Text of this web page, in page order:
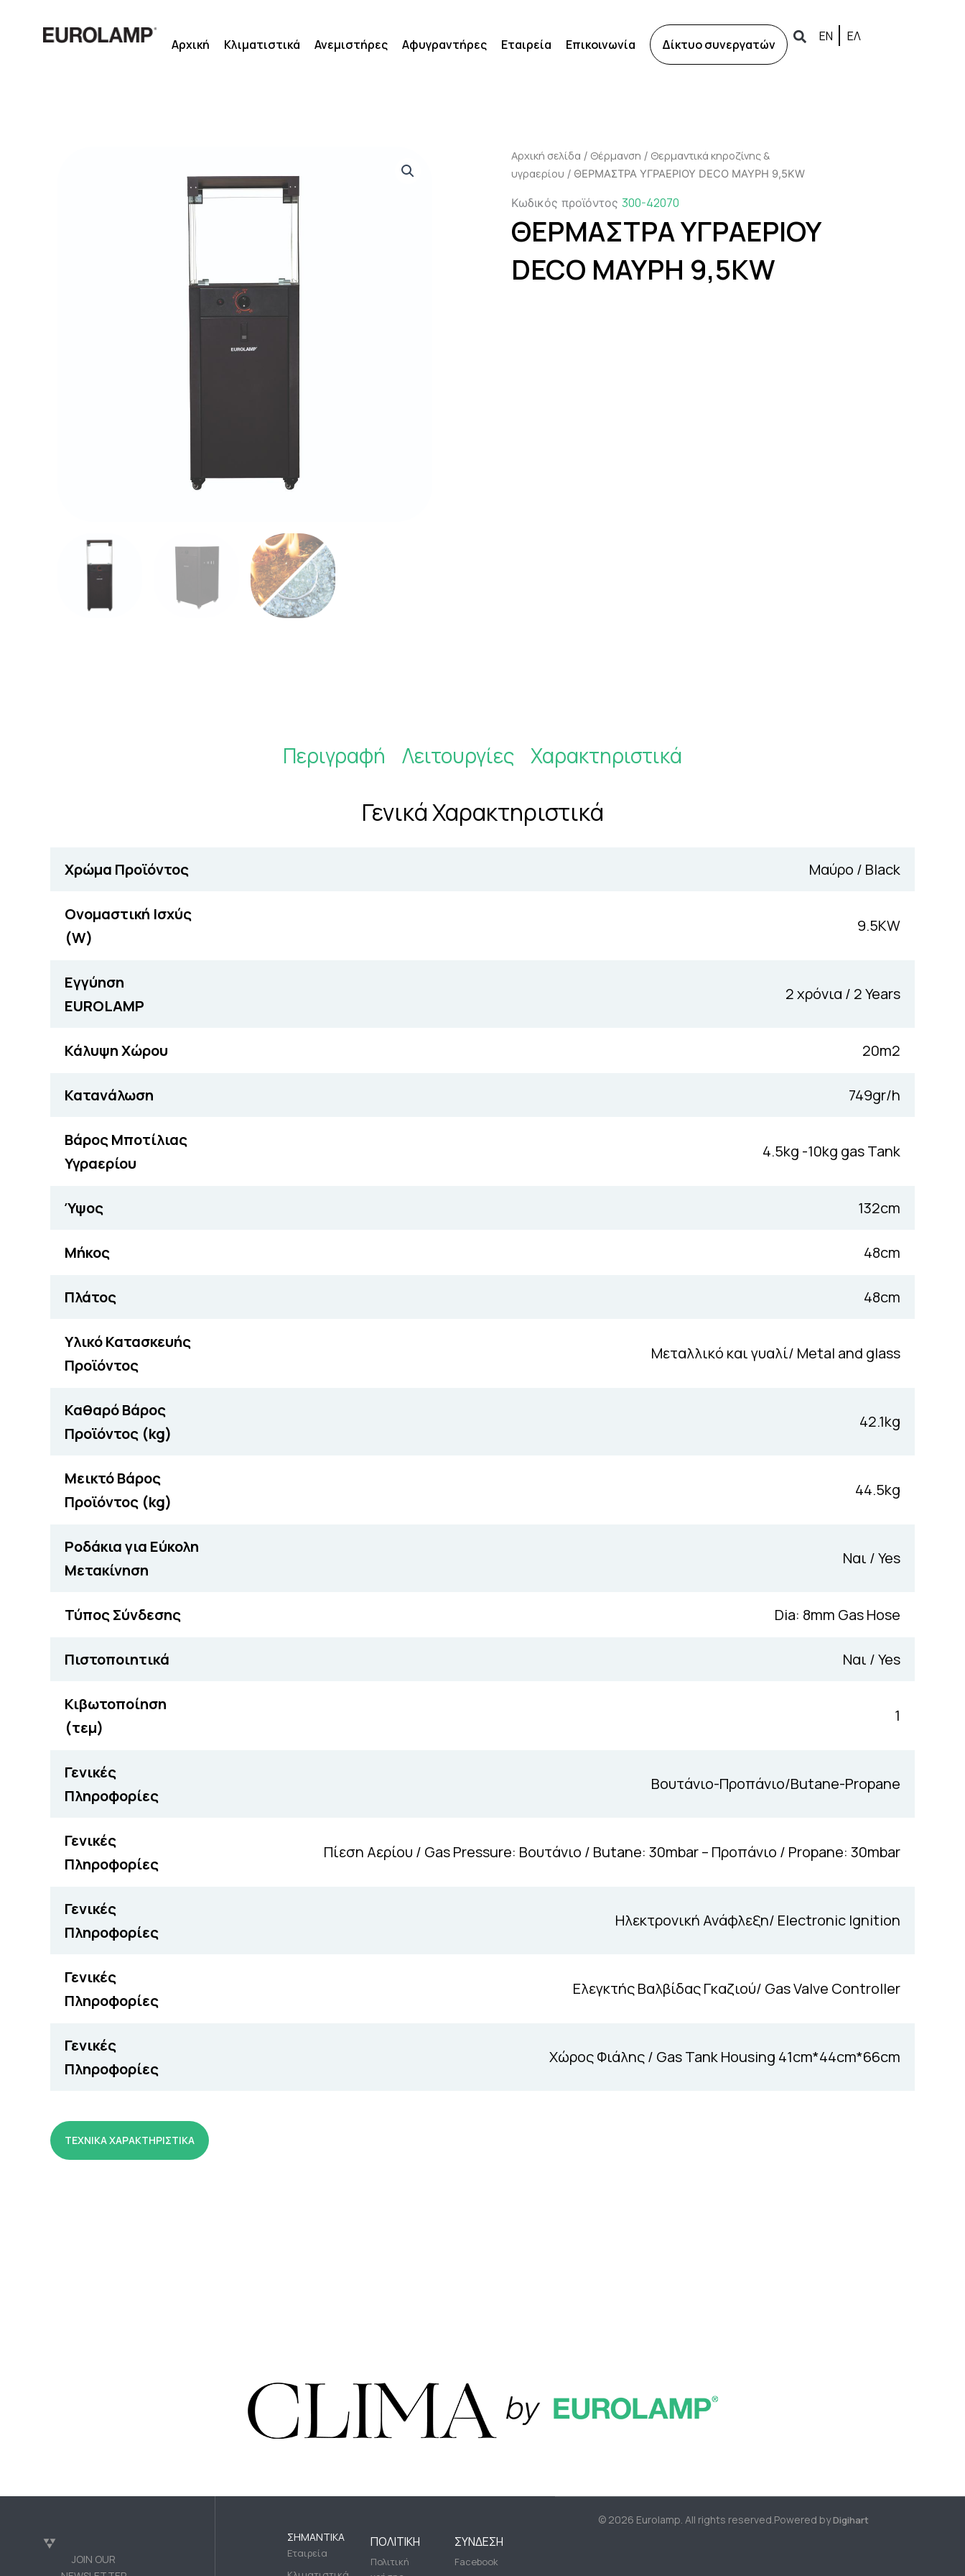
περιεχόμενο
Αρχική Κλιματιστικά Ανεμιστήρες Αφυγραντήρες Εταιρεία Επικοινωνία Δίκτυο συνεργατών
ΕΝ ΕΛ
Αρχική σελίδα / Θέρμανση / Θερμαντικά κηροζίνης &
υγραερίου / ΘΕΡΜΑΣΤΡΑ ΥΓΡΑΕΡΙΟΥ DECO ΜΑΥΡΗ 9,5KW
Κωδικός προϊόντος 300-42070
ΘΕΡΜΑΣΤΡΑ ΥΓΡΑΕΡΙΟΥ
DECO ΜΑΥΡΗ 9,5KW
Περιγραφή Λειτουργίες Χαρακτηριστικά
Γενικά Χαρακτηριστικά
Χρώμα Προϊόντος Μαύρο / Black
Ονομαστική Ισχύς
(W)
9.5KW
Εγγύηση
EUROLAMP
2 χρόνια / 2 Years
Κάλυψη Χώρου 20m2
Κατανάλωση 749gr/h
Βάρος Μποτίλιας
Υγραερίου
4.5kg -10kg gas Tank
Ύψος 132cm
Μήκος 48cm
Πλάτος 48cm
Υλικό Κατασκευής
Προϊόντος
Μεταλλικό και γυαλί/ Metal and glass
Καθαρό Βάρος
Προϊόντος (kg)
42.1kg
Μεικτό Βάρος
Προϊόντος (kg)
44.5kg
Ροδάκια για Εύκολη
Μετακίνηση
Ναι / Yes
Τύπος Σύνδεσης Dia: 8mm Gas Hose
Πιστοποιητικά Ναι / Yes
Κιβωτοποίηση
(τεμ)
1
Γενικές
Πληροφορίες
Βουτάνιο-Προπάνιο/Butane-Propane
Γενικές
Πληροφορίες
Πίεση Αερίου / Gas Pressure: Βουτάνιο / Butane: 30mbar – Προπάνιο / Propane: 30mbar
Γενικές
Πληροφορίες
Ηλεκτρονική Ανάφλεξη/ Electronic Ignition
Γενικές
Πληροφορίες
Ελεγκτής Βαλβίδας Γκαζιού/ Gas Valve Controller
Γενικές
Πληροφορίες
Χώρος Φιάλης / Gas Tank Housing 41cm*44cm*66cm
ΤΕΧΝΙΚΑ ΧΑΡΑΚΤΗΡΙΣΤΙΚΑ
JOIN OUR
ΣΗΜΑΝΤΙΚΆ
Εταιρεία
ΠΟΛΙΤΙΚΉ
Πολιτική
ΣΎΝΔΕΣΗ
Facebook
© 2026 Eurolamp. All rights reserved.Powered byDigihart